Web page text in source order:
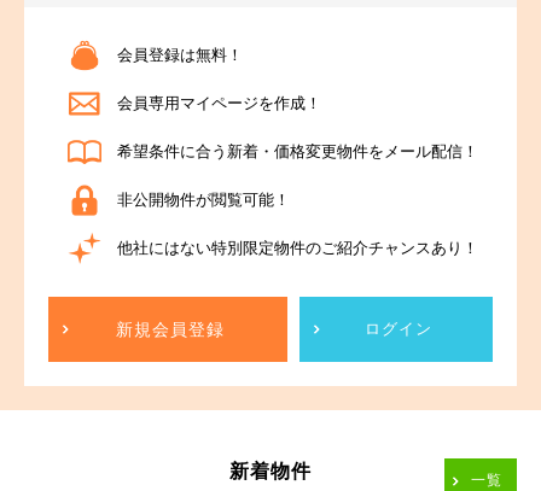
会員登録は無料！
会員専用マイページを作成！
希望条件に合う新着・価格変更物件をメール配信！
非公開物件が閲覧可能！
他社にはない特別限定物件のご紹介チャンスあり！
新規会員登録 ログイン
新着物件 一覧